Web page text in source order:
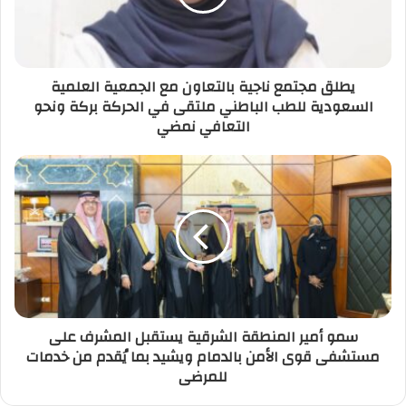
يطلق مجتمع ناجية بالتعاون مع الجمعية العلمية
السعودية للطب الباطني ملتقى في الحركة بركة ونحو
التعافي نمضي
سمو أمير المنطقة الشرقية يستقبل المشرف على
مستشفى قوى الأمن بالدمام ويشيد بما يُقدم من خدمات
للمرضى